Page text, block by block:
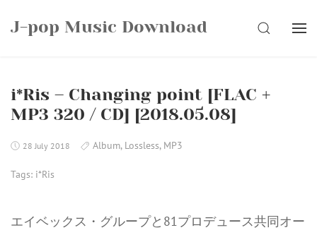
J-pop Music Download SEARCH
i*Ris – Changing point [FLAC +
MP3 320 / CD] [2018.05.08]
28 July 2018 Album, Lossless, MP3
Tags: i*Ris
エイベックス・グループと81プロデュース共同オー